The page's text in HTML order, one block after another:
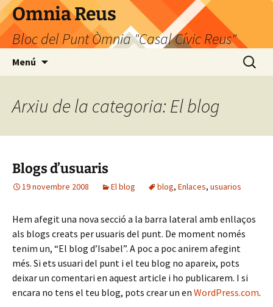
Omnia Reus
Bloc del Punt Òmnia "Casal Cívic Reus"
Menú Cerca:
Arxiu de la categoria: El blog
Blogs d’usuaris
19 novembre 2008 El blog blog, Enlaces, usuarios
Hem afegit una nova secció a la barra lateral amb enllaços
als blogs creats per usuaris del punt. De moment només
tenim un, “El blog d’Isabel”. A poc a poc anirem afegint
més. Si ets usuari del punt i el teu blog no apareix, pots
deixar un comentari en aquest article i ho publicarem. I si
encara no tens el teu blog, pots crear un en WordPress.com.